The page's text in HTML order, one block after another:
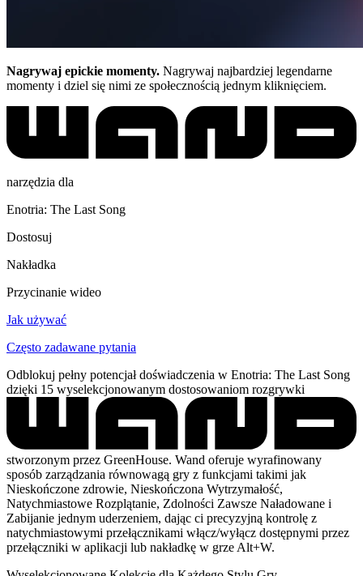
Nagrywaj epickie momenty. Nagrywaj najbardziej legendarne
momenty i dziel się nimi ze społecznością jednym kliknięciem.
narzędzia dla
Enotria: The Last Song
Dostosuj
Nakładka
Przycinanie wideo
Jak używać
Często zadawane pytania
Odblokuj pełny potencjał doświadczenia w Enotria: The Last Song
dzięki 15 wyselekcjonowanym dostosowaniom rozgrywki
stworzonym przez GreenHouse. Wand oferuje wyrafinowany
sposób zarządzania równowagą gry z funkcjami takimi jak
Nieskończone zdrowie, Nieskończona Wytrzymałość,
Natychmiastowe Rozplątanie, Zdolności Zawsze Naładowane i
Zabijanie jednym uderzeniem, dając ci precyzyjną kontrolę z
natychmiastowymi przełącznikami włącz/wyłącz dostępnymi przez
przełączniki w aplikacji lub nakładkę w grze Alt+W.